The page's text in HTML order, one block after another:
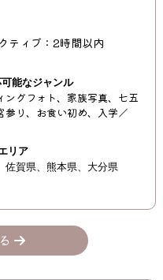
ティブ：2時間以内
能なジャンル
ングフォト、家族写真、七五
参り、お食い初め、入学／
リア
佐賀県 熊本県 大分県